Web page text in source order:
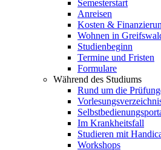
Semesterstart
Anreisen
Kosten &
Wohnen in
Studienbeginn
Termine und Fristen
Formulare
Während des Studiums
Rund um die
Im Krankheitsfall
Studieren mit
Workshops